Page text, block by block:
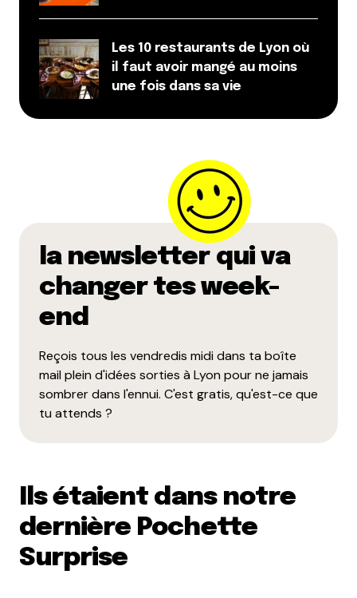
Les 10 restaurants de Lyon où
il faut avoir mangé au moins
une fois dans sa vie
la newsletter qui va
changer tes week-
end
Reçois tous les vendredis midi dans ta boîte
mail plein d'idées sorties à Lyon pour ne jamais
sombrer dans l'ennui. C'est gratis, qu'est-ce que
tu attends ?
Ils étaient dans notre
dernière Pochette
Surprise